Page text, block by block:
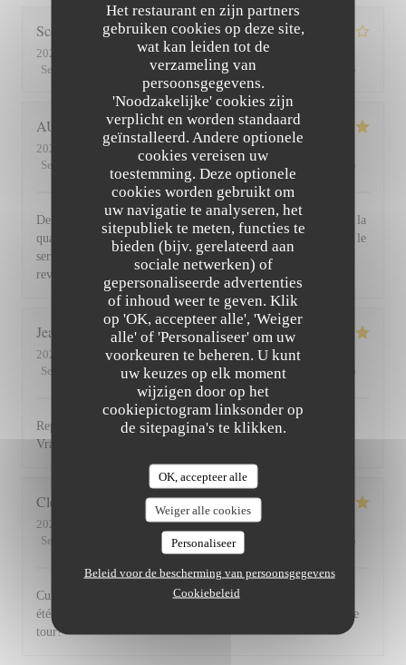
Het restaurant en zijn partners
gebruiken cookies op deze site,
wat kan leiden tot de
verzameling van
persoonsgegevens.
'Noodzakelijke' cookies zijn
verplicht en worden standaard
geïnstalleerd. Andere optionele
cookies vereisen uw
toestemming. Deze optionele
cookies worden gebruikt om
uw navigatie te analyseren, het
sitepubliek te meten, functies te
bieden (bijv. gerelateerd aan
sociale netwerken) of
gepersonaliseerde advertenties
of inhoud weer te geven. Klik
op 'OK, accepteer alle', 'Weiger
alle' of 'Personaliseer' om uw
voorkeuren te beheren. U kunt
uw keuzes op elk moment
wijzigen door op het
cookiepictogram linksonder op
de sitepagina's te klikken.
OK, accepteer alle
Weiger alle cookies
Personaliseer
Beleid voor de bescherming van persoonsgegevens
Cookiebeleid
Scott
2026-07-30
- 19:45 - Gasten 3
Service
Atmosfeer: 3/5 Keuken: 4/5 Kwaliteit / Prijs /5
AUDE
2026-07-30
- 19:30 - Gasten 2
Service
Atmosfeer: 5/5 Keuken: 5/5 Kwaliteit / Prijs /5
De l'accueil souriant et chaleureux comme à la maison jusqu'à la
qualité et la présentation de l'assiette (poissons) en passant par le
service du vin, nous avons apprécié ce dîner et souhaitons
revenir. Bravo & merci +++
Jean Louis D
2026-07-30
- 13:00 - Gasten 2
Service
Atmosfeer: 4/5 Keuken: 5/5 Kwaliteit / Prijs /5
Repas excellent de l’entrée au dessert. Service impeccable.
Vraiment top. Je recommande.
Clemence
2026-07-29
- 20:00 - Gasten 2
Service
5/5 Keuken: 5 /5
Cuisine, excellente et service au top! Cet établissement nous a
été recommandé par des amis et nous le recommandons à notre
tour!